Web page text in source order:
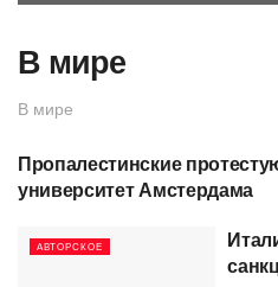
В мире
В мире
АВТОРСКОЕ
Пропалестинские
университет Амстердама
АВТОРСКОЕ